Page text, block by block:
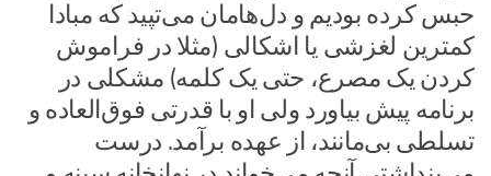
حبس کرده بودیم و دل‌هامان می‌تپید که مبادا
کمترین لغزشی یا اشکالی (مثلا در فراموش
کردن یک مصرع، ‌حتی یک کلمه) مشکلی در
برنامه پیش بیاورد ولی او با قدرتی فوق‌العاده و
تسلطی بی‌مانند، از عهده برآمد. درست